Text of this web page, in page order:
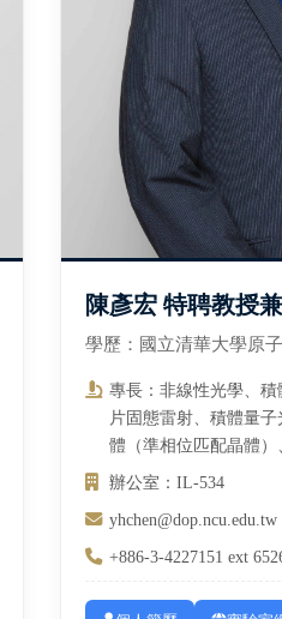
陳彥宏 特聘教授
學歷：國立清華大學原
專長：非線性光學、
片固態雷射、積體量
體（準相位匹配晶體）
光電動態感測元件、雷
辦公室：IL-534
yhchen@dop.ncu.edu.tw
+886-3-4227151 ext